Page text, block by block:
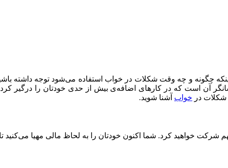
و چه وقت شکلات در خواب استفاده می‌شود توجه داشته باشید
آن است که در کارهای اضافه‌ی بیش از حدی خودتان را درگیر
شکلات در خواب آشنا شوید.
شرکت خواهید کرد. شما اکنون خودتان را به لحاظ مالی مهیا می‌کنید تا